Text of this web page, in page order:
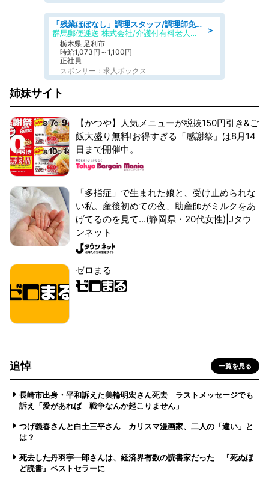
＞
「残業ほぼなし」調理スタッフ/調理師免許必須/正職員/日勤のみ/介護付き有料老人ホーム/社会保障完備
群馬郵便逓送 株式会社/介護付有料老人ホーム ふる里
栃木県 足利市
時給1,073円～1,100円
正社員
スポンサー：求人ボックス
姉妹サイト
【かつや】人気メニューが税抜150円引き&ご
飯大盛り無料!お得すぎる「感謝祭」は8月14
日まで開催中。
「多指症」で生まれた娘と、受け止められな
い私。産後初めての夜、助産師がミルクをあ
げてるのを見て...(静岡県・20代女性)|Jタウ
ンネット
ゼロまる
追悼 一覧を見る
長崎市出身・平和訴えた美輪明宏さん死去 ラストメッセージでも
訴え「愛があれば 戦争なんか起こりません」
つげ義春さんと白土三平さん カリスマ漫画家、二人の「違い」と
は？
死去した丹羽宇一郎さんは、経済界有数の読書家だった 『死ぬほ
ど読書』ベストセラーに